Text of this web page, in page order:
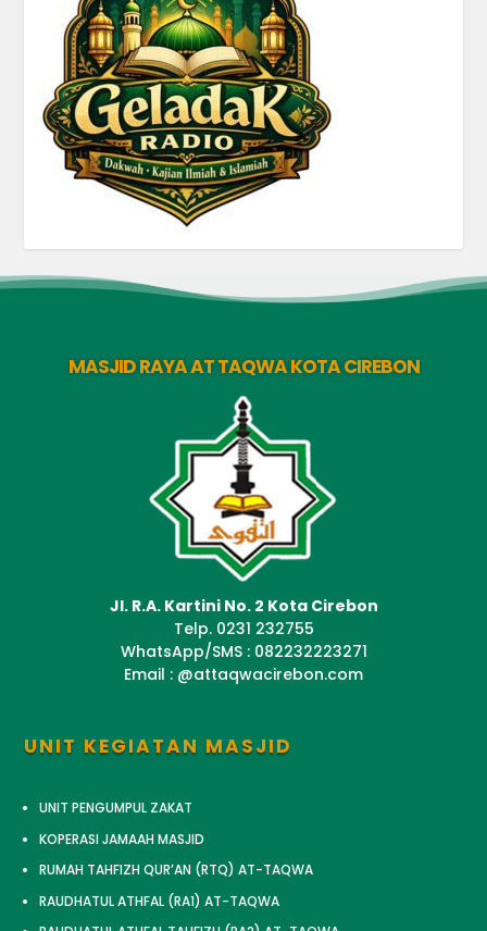
MASJID RAYA AT TAQWA KOTA CIREBON
Jl. R.A. Kartini No. 2 Kota Cirebon
Telp. 0231 232755
WhatsApp/SMS : 082232223271
Email : @attaqwacirebon.com
UNIT KEGIATAN MASJID
UNIT PENGUMPUL ZAKAT
KOPERASI JAMAAH MASJID
RUMAH TAHFIZH QUR’AN (RTQ) AT-TAQWA
RAUDHATUL ATHFAL (RA1) AT-TAQWA